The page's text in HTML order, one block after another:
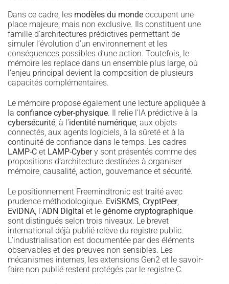
Dans ce cadre, les modèles du monde occupent une
place majeure, mais non exclusive. Ils constituent une
famille d’architectures prédictives permettant de
simuler l’évolution d’un environnement et les
conséquences possibles d’une action. Toutefois, le
mémoire les replace dans un ensemble plus large, où
l’enjeu principal devient la composition de plusieurs
capacités complémentaires.
Le mémoire propose également une lecture appliquée à
la confiance cyber-physique. Il relie l’IA prédictive à la
cybersécurité, à l’identité numérique, aux objets
connectés, aux agents logiciels, à la sûreté et à la
continuité de confiance dans le temps. Les cadres
LAMP-C et LAMP-Cybery sont présentés comme des
propositions d’architecture destinées à organiser
mémoire, causalité, action, gouvernance et sécurité.
Le positionnement Freemindtronic est traité avec
prudence méthodologique. EviSKMS, CryptPeer,
EviDNA, l’ADN Digital et le génome cryptographique
sont distingués selon trois niveaux. Le brevet
international déjà publié relève du registre public.
L’industrialisation est documentée par des éléments
observables et des preuves non sensibles. Les
mécanismes internes, les extensions Gen2 et le savoir-
faire non publié restent protégés par le registre C.